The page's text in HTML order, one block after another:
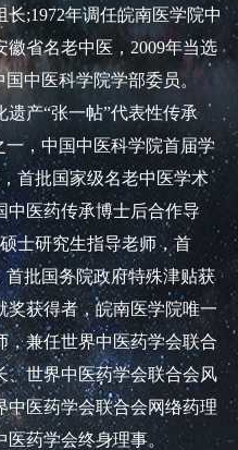
;1972年调任皖南医学院中
徽省名老中医，2009年当选
国中医科学院学部委员。
产“张一帖”代表性传承
一，中国中医科学院首届学
首批国家级名老中医学术
中医药传承博士后合作导
士研究生指导老师，首
首批国务院政府特殊津贴获
奖获得者，皖南医学院唯一
，兼任世界中医药学会联合
、世界中医药学会联合会风
中医药学会联合会网络药理
医药学会终身理事。